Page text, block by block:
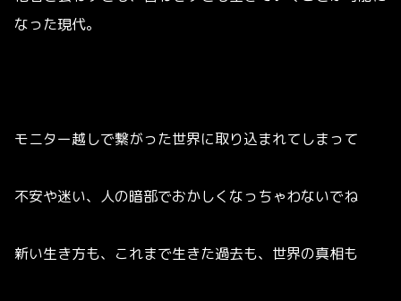
なった現代。
モニター越しで繋がった世界に取り込まれてしまって
不安や迷い、人の暗部でおかしくなっちゃわないでね
新い生き方も、これまで生きた過去も、世界の真相も